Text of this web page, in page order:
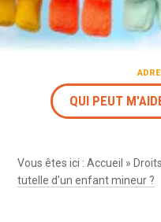
QUI PEUT
Vous êtes ici :Accueil »
tutelle d’un enfant mineur ?